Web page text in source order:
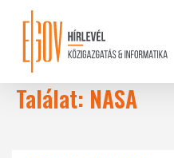
content
Találat: NASA